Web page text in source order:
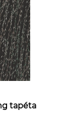
tapéta